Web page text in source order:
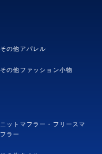
その他アパレル
その他ファッション小物
ニットマフラー・フリースマ
フラー